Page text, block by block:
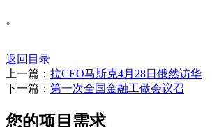
。
返回目录
上一篇： 拉CEO马斯克4月28日俄然访华
下一篇： 第一次全国金融工做会议召
您的项目需求